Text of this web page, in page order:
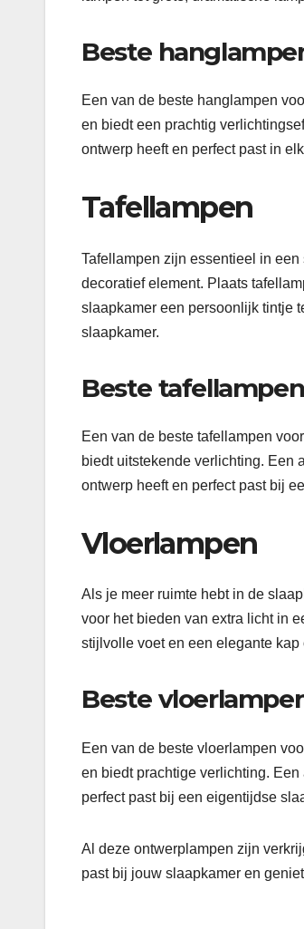
Beste
Een van de beste hanglampen
en biedt een prachtig
ontwerp heeft en perfect past in
Tafellampen
Tafellampen zijn essentieel in
decoratief element. Plaats
slaapkamer een persoonlijk tintje
slaapkamer.
Beste
Een van de beste tafellampen
biedt uitstekende verlichting. Een
ontwerp heeft en perfect past bij
Vloerlampen
Als je meer ruimte hebt in de
voor het bieden van extra licht in
stijlvolle voet en een elegante kap
Beste
Een van de beste vloerlampen
en biedt prachtige verlichting.
perfect past bij een eigentijdse
Al deze ontwerplampen zijn
past bij jouw slaapkamer en